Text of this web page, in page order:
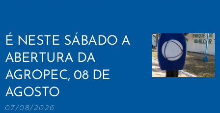
É NESTE SÁBADO A
ABERTURA DA
AGROPEC, 08 DE
AGOSTO
07/08/2026